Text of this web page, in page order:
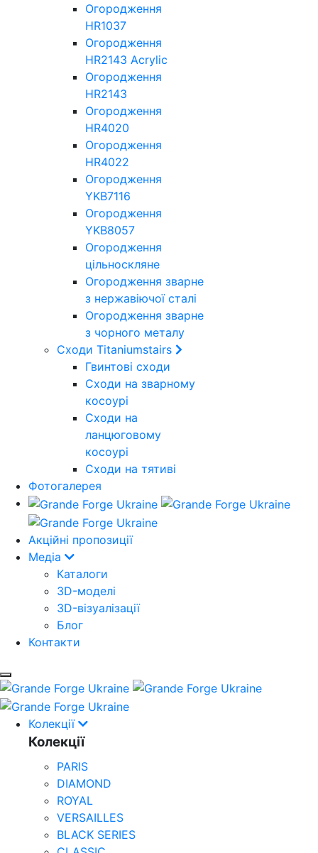
Огородження
HR1037
Огородження
HR2143 Acrylic
Огородження
HR2143
Огородження
HR4020
Огородження
HR4022
Огородження
YKB7116
Огородження
YKB8057
Огородження
цільноскляне
Огородження зварне
з нержавіючої сталі
Огородження зварне
з чорного металу
Сходи Titaniumstairs
Гвинтові сходи
Cходи на зварному
косоурі
Сходи на
ланцюговому
косоурі
Cходи на тятиві
Фотогалерея
Акційні пропозиції
Медіа
Каталоги
3D-моделі
3D-візуалізації
Блог
Контакти
Колекції
Колекції
PARIS
DIAMOND
ROYAL
VERSAILLES
BLACK SERIES